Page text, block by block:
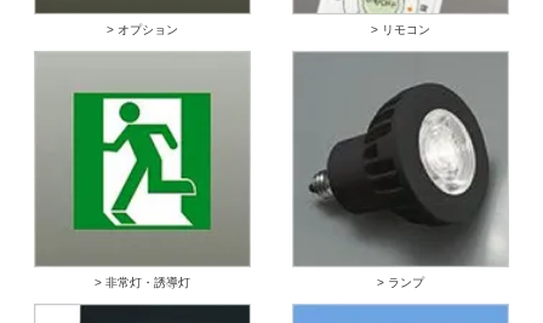
> オプション > リモコン
> 非常灯・誘導灯 > ランプ